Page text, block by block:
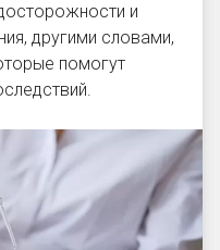
и
другими словами,
помогут